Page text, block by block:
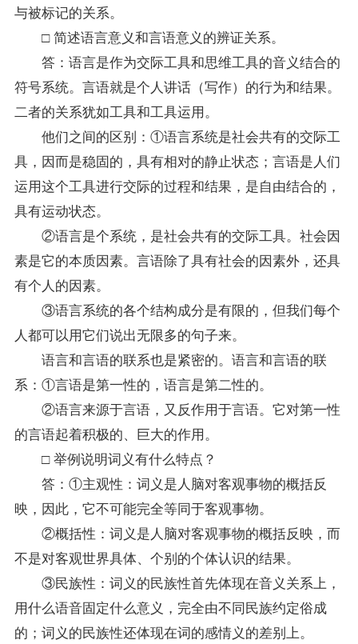
与被标记的关系。
□ 简述语言意义和言语意义的辨证关系。
答：语言是作为交际工具和思维工具的音义结合的
符号系统。言语就是个人讲话（写作）的行为和结果。
二者的关系犹如工具和工具运用。
他们之间的区别：①语言系统是社会共有的交际工
具，因而是稳固的，具有相对的静止状态；言语是人们
运用这个工具进行交际的过程和结果，是自由结合的，
具有运动状态。
②语言是个系统，是社会共有的交际工具。社会因
素是它的本质因素。言语除了具有社会的因素外，还具
有个人的因素。
③语言系统的各个结构成分是有限的，但我们每个
人都可以用它们说出无限多的句子来。
语言和言语的联系也是紧密的。语言和言语的联
系：①言语是第一性的，语言是第二性的。
②语言来源于言语，又反作用于言语。它对第一性
的言语起着积极的、巨大的作用。
□ 举例说明词义有什么特点？
答：①主观性：词义是人脑对客观事物的概括反
映，因此，它不可能完全等同于客观事物。
②概括性：词义是人脑对客观事物的概括反映，而
不是对客观世界具体、个别的个体认识的结果。
③民族性：词义的民族性首先体现在音义关系上，
用什么语音固定什么意义，完全由不同民族约定俗成
的；词义的民族性还体现在词的感情义的差别上。